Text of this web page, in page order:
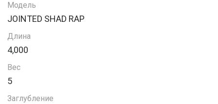
Модель
JOINTED SHAD RAP
Длина
4,000
Вес
5
Заглубление